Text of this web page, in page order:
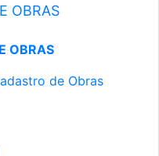
OBRAS
OBRAS
de Obras